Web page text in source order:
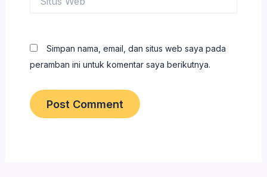
Web
Simpan nama, email, dan situs web saya pada
peramban ini untuk komentar saya berikutnya.